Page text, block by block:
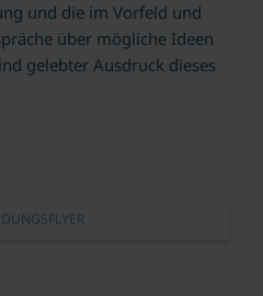
und die im Vorfeld und
über mögliche Ideen
gelebter Ausdruck dieses